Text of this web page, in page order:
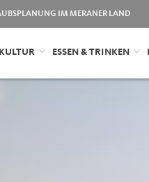
IM MERANER LAND
ESSEN & TRINKEN